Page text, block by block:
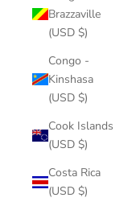
Brazzaville
(USD $)
Congo -
Kinshasa
(USD $)
Cook Islands
(USD $)
Costa Rica
(USD $)